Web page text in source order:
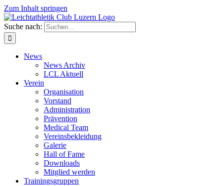
Zum Inhalt springen
Suche nach:
News
News Archiv
LCL Aktuell
Verein
Organisation
Vorstand
Administration
Prävention
Medical Team
Vereinsbekleidung
Galerie
Hall of Fame
Downloads
Mitglied werden
Trainingsgruppen